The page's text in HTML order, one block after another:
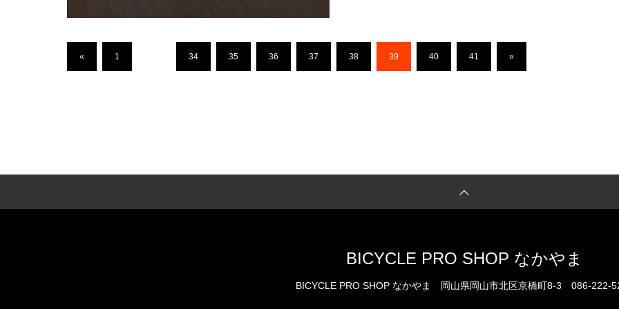
« 1 34 35 36 37 38 39 40 41 »
BICYCLE PRO SHOP なかやま
BICYCLE PRO SHOP なかやま 岡山県岡山市北区京橋町8-3 086-222-